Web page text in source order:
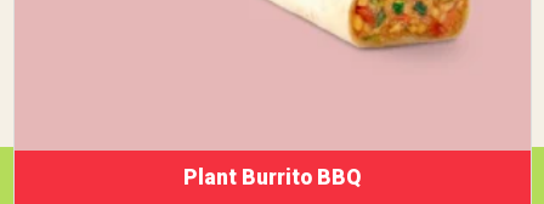
Plant Burrito BBQ